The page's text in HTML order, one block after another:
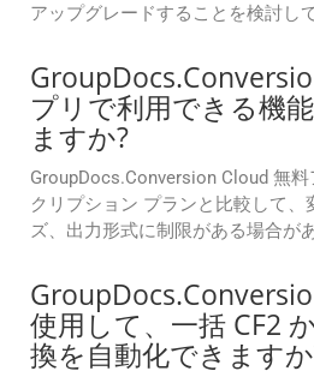
アップグレードすることを検討し
プリで利用できる機
ますか?
GroupDocs.Conversion Cloud 無
クリプション プランと比較して、
ズ、出力形式に制限がある場合が
使用して、一括 CF2
換を自動化できます